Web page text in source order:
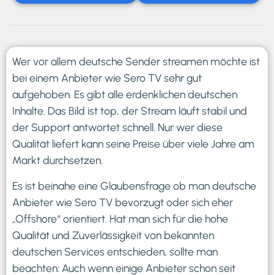
Wer vor allem deutsche Sender streamen möchte ist
bei einem Anbieter wie Sero TV sehr gut
aufgehoben. Es gibt alle erdenklichen deutschen
Inhalte. Das Bild ist top, der Stream läuft stabil und
der Support antwortet schnell. Nur wer diese
Qualität liefert kann seine Preise über viele Jahre am
Markt durchsetzen.
Es ist beinahe eine Glaubensfrage ob man deutsche
Anbieter wie Sero TV bevorzugt oder sich eher
„Offshore“ orientiert. Hat man sich für die hohe
Qualität und Zuverlässigkeit von bekannten
deutschen Services entschieden, sollte man
beachten: Auch wenn einige Anbieter schon seit